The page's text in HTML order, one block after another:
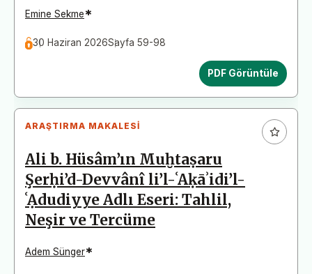
Emine Sekme*
30 Haziran 2026Sayfa 59-98
PDF Görüntüle
ARAŞTIRMA MAKALESI
Ali b. Hüsâm’ın Muḫtaṣaru
Şerḥi’d-Devvânî li’l-ʿAḳāʾidi’l-
ʿẠdudiyye Adlı Eseri: Tahlil,
Neşir ve Tercüme
Adem Sünger*